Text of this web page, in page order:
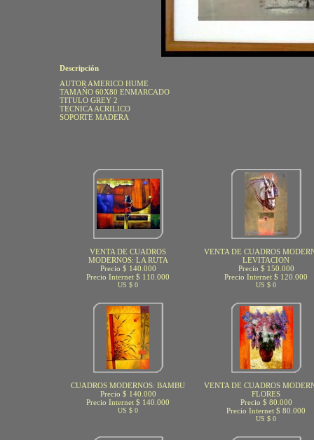
Descripción
AUTOR AMERICO HUME
TAMAÑO 60X80 ENMARCADO
TITULO GREY 2
TECNICA ACRILICO
SOPORTE MADERA
VENTA DE CUADROS
MODERNOS: LA RUTA
Precio $ 140.000
Precio Internet $ 110.000
US $ 0
VENTA DE CUADROS
LEVITACION
Precio $ 150.000
Precio Internet $ 120.000
US $ 0
CUADROS MODERNOS: BAMBU
Precio $ 140.000
Precio Internet $ 140.000
US $ 0
VENTA DE CUADROS
FLORES
Precio $ 80.000
Precio Internet $ 80.000
US $ 0